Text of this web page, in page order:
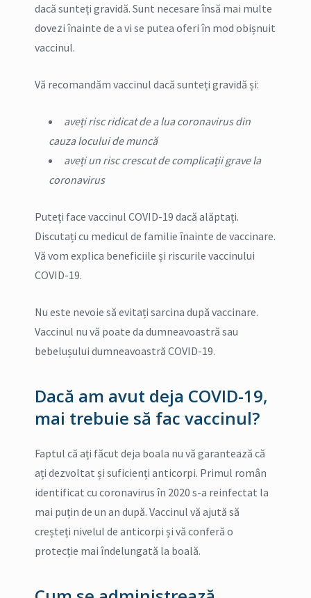
dacă sunteți gravidă. Sunt necesare însă mai multe
dovezi înainte de a vi se putea oferi în mod obișnuit
vaccinul.
Vă recomandăm vaccinul dacă sunteți gravidă și:
aveți risc ridicat de a lua coronavirus din
cauza locului de muncă
aveți un risc crescut de complicații grave la
coronavirus
Puteți face vaccinul COVID-19 dacă alăptați.
Discutați cu medicul de familie înainte de vaccinare.
Vă vom explica beneficiile și riscurile vaccinului
COVID-19.
Nu este nevoie să evitați sarcina după vaccinare.
Vaccinul nu vă poate da dumneavoastră sau
bebelușului dumneavoastră COVID-19.
Dacă am avut deja COVID-19,
mai trebuie să fac vaccinul?
Faptul că ați făcut deja boala nu vă garantează că
ați dezvoltat și suficienți anticorpi. Primul român
identificat cu coronavirus în 2020 s-a reinfectat la
mai puțin de un an după. Vaccinul vă ajută să
creșteți nivelul de anticorpi și vă conferă o
protecție mai îndelungată la boală.